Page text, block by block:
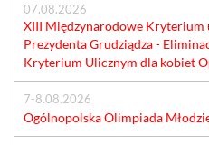
07.08.2026
XIII Międzynarodowe Kryterium
Prezydenta Grudziądza -
Kryterium Ulicznym dla kobiet
7-8.08.2026
Ogólnopolska Olimpiada